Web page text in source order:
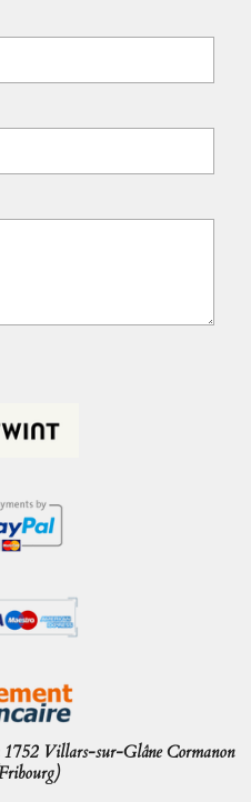
1752 Villars-sur-Glâne Cormanon